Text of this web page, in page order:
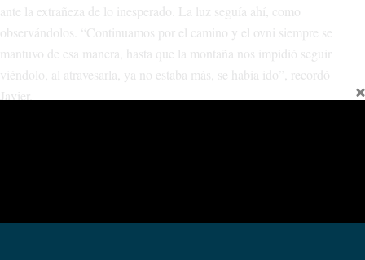
ante la extrañeza de lo inesperado. La luz seguía ahí, como
observándolos. “Continuamos por el camino y el ovni siempre se
mantuvo de esa manera, hasta que la montaña nos impidió seguir
viéndolo, al atravesarla, ya no estaba más, se había ido”, recordó
Javier.